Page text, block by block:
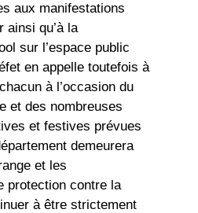
aux manifestations
ainsi qu’à la
sur l’espace public
en appelle toutefois à
à l’occasion du
et des nombreuses
et festives prévues
demeurera
et les
protection contre la
à être strictement